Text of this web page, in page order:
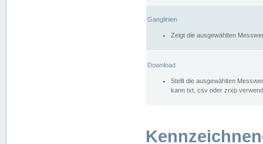
Ganglinien
Zeigt die ausgewählten
Download
Stellt die ausgewählten
kann txt, csv oder zrxp